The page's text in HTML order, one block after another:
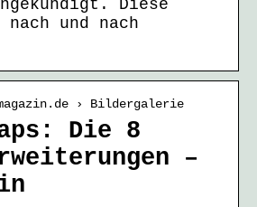
Diese
und nach
› Bildergalerie
Die 8
–